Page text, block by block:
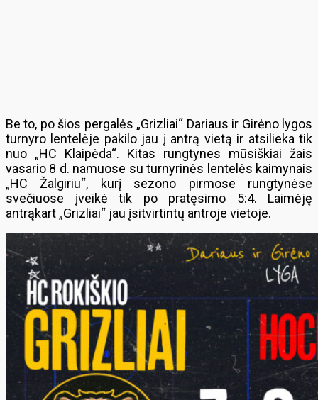
Be to, po šios pergalės „Grizliai“ Dariaus ir Girėno lygos
turnyro lentelėje pakilo jau į antrą vietą ir atsilieka tik
nuo „HC Klaipėda“. Kitas rungtynes mūsiškiai žais
vasario 8 d. namuose su turnyrinės lentelės kaimynais
„HC Žalgiriu“, kurį sezono pirmose rungtynėse
svečiuose įveikė tik po pratęsimo 5:4. Laimėję
antrąkart „Grizliai“ jau įsitvirtintų antroje vietoje.